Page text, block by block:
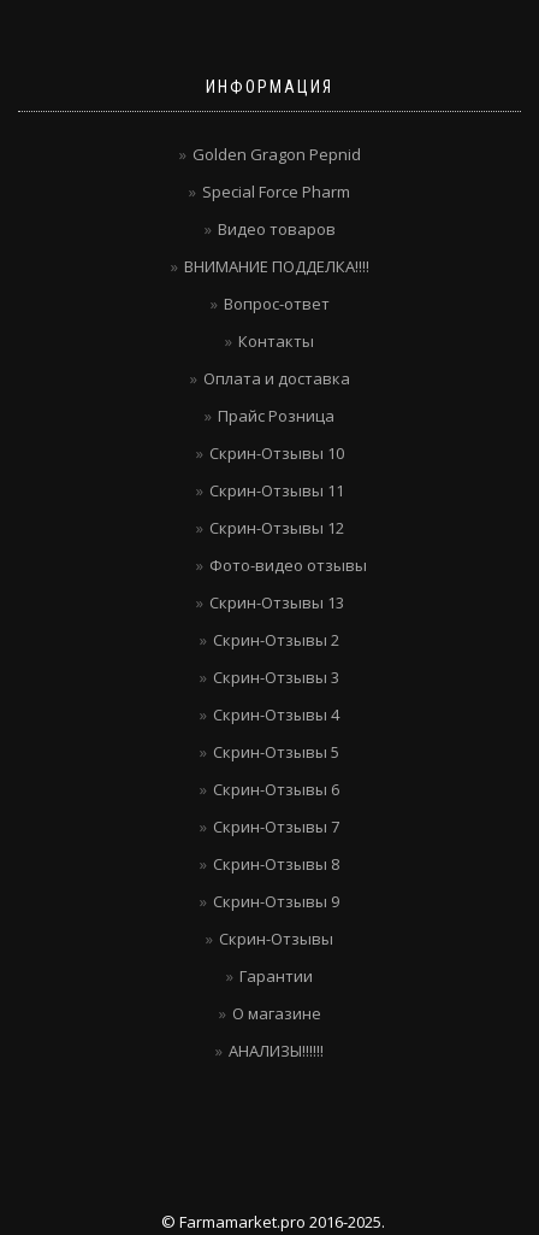
ИНФОРМАЦИЯ
Golden Gragon Pepnid
Special Force Pharm
Видео товаров
ВНИМАНИЕ ПОДДЕЛКА!!!!
Вопрос-ответ
Контакты
Оплата и доставка
Прайс Розница
Скрин-Отзывы 10
Скрин-Отзывы 11
Скрин-Отзывы 12
Фото-видео отзывы
Скрин-Отзывы 13
Скрин-Отзывы 2
Скрин-Отзывы 3
Скрин-Отзывы 4
Скрин-Отзывы 5
Скрин-Отзывы 6
Скрин-Отзывы 7
Скрин-Отзывы 8
Скрин-Отзывы 9
Скрин-Отзывы
Гарантии
О магазине
АНАЛИЗЫ!!!!!!
© Farmamarket.pro 2016-2025.